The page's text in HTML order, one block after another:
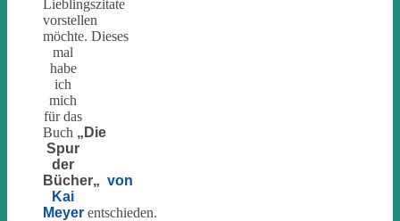
Lieblingszitate
vorstellen
möchte. Dieses
mal
habe
ich
mich
für das
Buch „Die
Spur
der
Bücher„ von
Kai
Meyer entschieden.